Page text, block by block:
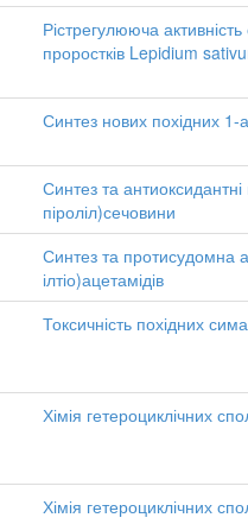
Рістрегулююча
проростків Lepidium
Синтез нових похідних 1-
Синтез та
піроліл)сечовини
Синтез та протисудомна
ілтіо)ацетамідів
Токсичність похідних
Хімія гетероциклічних
Хімія гетероциклічних